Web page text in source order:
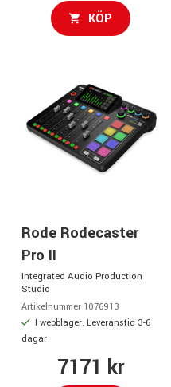
KÖP
Rode Rodecaster
Pro II
Integrated Audio Production
Studio
Artikelnummer 1076913
I webblager. Leveranstid 3-6
dagar
7171 kr